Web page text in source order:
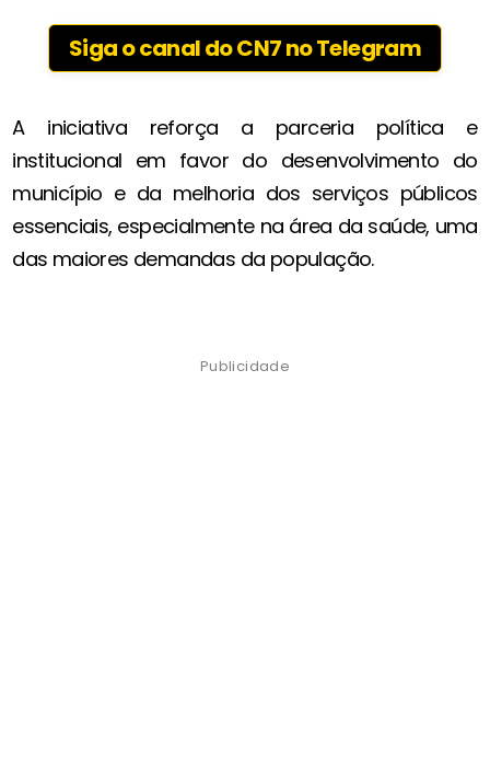
Siga o canal do CN7 no Telegram
A iniciativa reforça a parceria política e
institucional em favor do desenvolvimento do
município e da melhoria dos serviços públicos
essenciais, especialmente na área da saúde, uma
das maiores demandas da população.
Publicidade